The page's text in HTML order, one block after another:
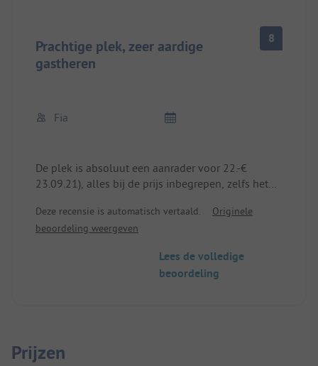
Prachtige plek, zeer aardige
gastheren
8
Fia
De plek is absoluut een aanrader voor 22.-€
23.09.21), alles bij de prijs inbegrepen, zelfs het
nadeel: de camping ligt direct aan een drukke
weg, dus het is rumoerig.
Deze recensie is automatisch vertaald.
Originele
beoordeling weergeven
Lees de volledige
beoordeling
Prijzen